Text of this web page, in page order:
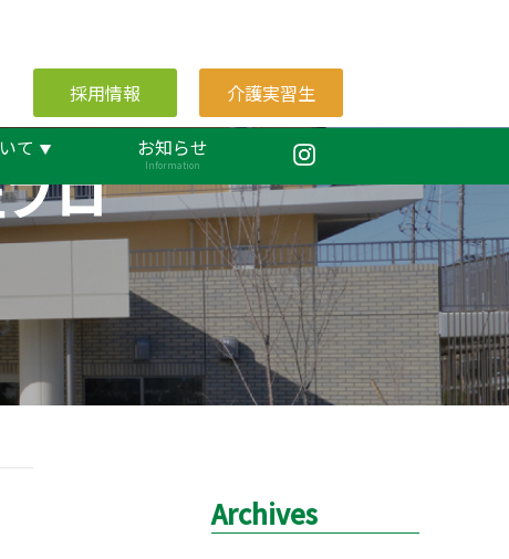
採用情報 介護実習生
て お知らせ
Information
ロ
Archives